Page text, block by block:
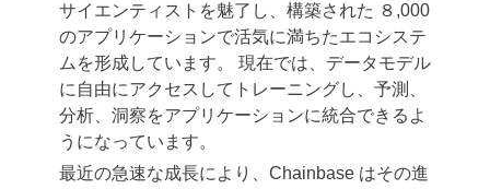
サイエンティストを魅了し、構築された ８,000
のアプリケーションで活気に満ちたエコシステ
ムを形成しています。 現在では、データモデル
に自由にアクセスしてトレーニングし、予測、
分析、洞察をアプリケーションに統合できるよ
うになっています。
最近の急速な成長により、Chainbase はその進